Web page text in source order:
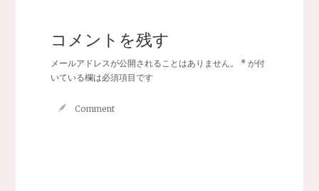
コメントを残す
メールアドレスが公開されることはありません。 *が付
いている欄は必須項目です